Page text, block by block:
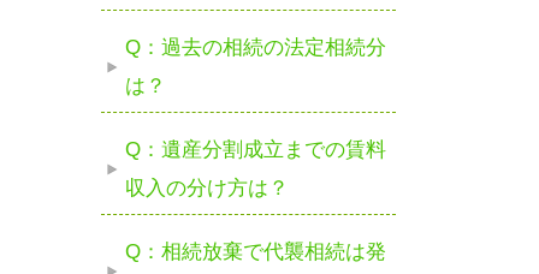
Q：過去の相続の法定相続分
は？
Q：遺産分割成立までの賃料
収入の分け方は？
Q：相続放棄で代襲相続は発